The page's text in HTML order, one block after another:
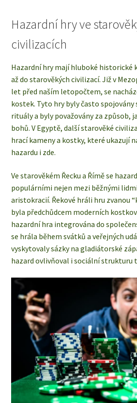
Hazardní hry ve
civilizacích
Hazardní hry mají hluboké historické
až do starověkých civilizací. Již v
let před naším letopočtem, se
kostek. Tyto hry byly často spojovány
rituály a byly považovány za způsob,
bohů. V Egyptě, další starověké
hrací kameny a kostky, které ukazují
hazardu i zde.
Ve starověkém Řecku a Římě se
populárními nejen mezi běžnými
aristokracií. Řekové hráli hru zvanou
byla předchůdcem moderních
hazardní hra integrována do
se hrála během svátků a veřejných
vyskytovaly sázky na gladiátorské
hazard ovlivňoval i sociální strukturu